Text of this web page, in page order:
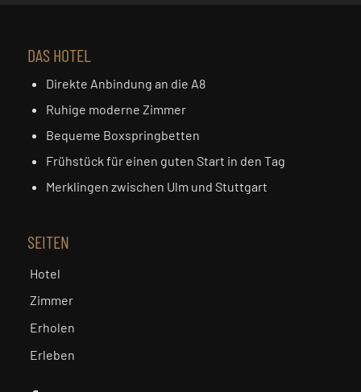
DAS HOTEL
Direkte Anbindung an die A8
Ruhige moderne Zimmer
Bequeme Boxspringbetten
Frühstück für einen guten Start in den Tag
Merklingen zwischen Ulm und Stuttgart
SEITEN
Hotel
Zimmer
Erholen
Erleben